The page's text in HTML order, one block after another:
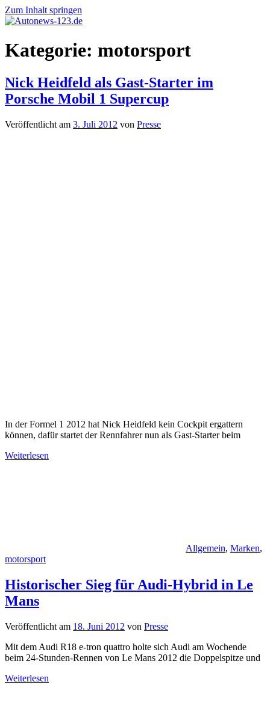
Zum Inhalt springen
123.de
mit
Kategorie: motorsport
Nick Heidfeld als Gast-Starter im
Porsche Mobil 1 Supercup
Veröffentlicht am 3. Juli 2012 von Presse
In der Formel 1 2012 hat Nick Heidfeld kein Cockpit ergattern
können, dafür startet der Rennfahrer nun als Gast-Starter beim
Weiterlesen
Allgemein, Marken,
motorsport
Historischer Sieg für Audi-Hybrid in Le
Mans
Veröffentlicht am 18. Juni 2012 von Presse
Mit dem Audi R18 e-tron quattro holte sich Audi am Wochende
beim 24-Stunden-Rennen von Le Mans 2012 die Doppelspitze und
Weiterlesen